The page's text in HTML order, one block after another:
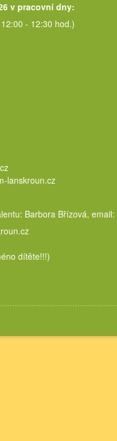
v pracovní dny:
- 12:30 hod.)
Barbora Břízová,
dítěte!!!)